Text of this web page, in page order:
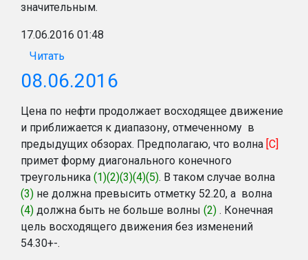
значительным.
17.06.2016 01:48
Читать
08.06.2016
Цена по нефти продолжает восходящее движение
и приближается к диапазону, отмеченному в
предыдущих обзорах. Предполагаю, что волна [C]
примет форму диагонального конечного
треугольника (1)(2)(3)(4)(5). В таком случае волна
(3) не должна превысить отметку 52.20, а волна
(4) должна быть не больше волны (2) . Конечная
цель восходящего движения без изменений
54.30+-.